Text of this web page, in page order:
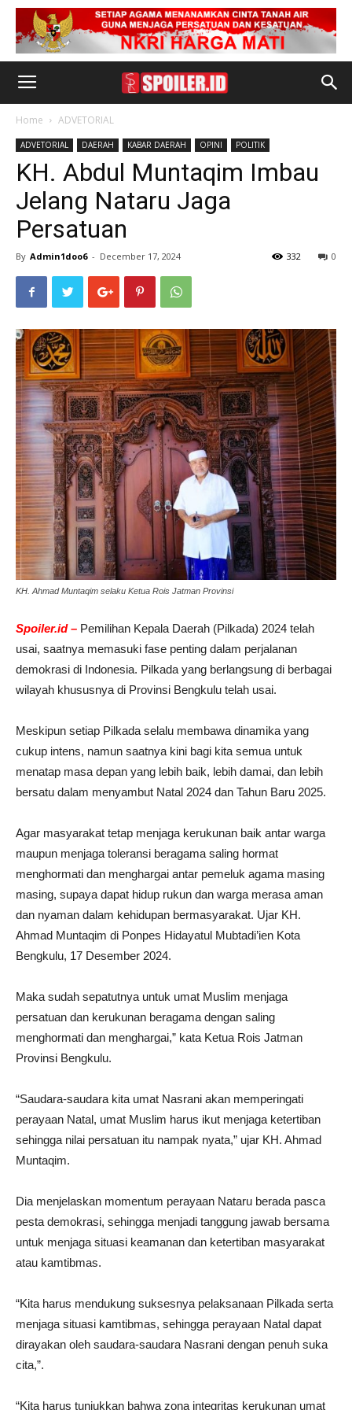
Home ADVETORIAL
ADVETORIAL DAERAH KABAR DAERAH OPINI POLITIK
KH. Abdul Muntaqim Imbau
Jelang Nataru Jaga
Persatuan
By Admin1doo6 - December 17, 2024 0
332
KH. Ahmad Muntaqim selaku Ketua Rois Jatman Provinsi
Spoiler.id – Pemilihan Kepala Daerah (Pilkada) 2024 telah
usai, saatnya memasuki fase penting dalam perjalanan
demokrasi di Indonesia. Pilkada yang berlangsung di berbagai
wilayah khususnya di Provinsi Bengkulu telah usai.
Meskipun setiap Pilkada selalu membawa dinamika yang
cukup intens, namun saatnya kini bagi kita semua untuk
menatap masa depan yang lebih baik, lebih damai, dan lebih
bersatu dalam menyambut Natal 2024 dan Tahun Baru 2025.
Agar masyarakat tetap menjaga kerukunan baik antar warga
maupun menjaga toleransi beragama saling hormat
menghormati dan menghargai antar pemeluk agama masing
masing, supaya dapat hidup rukun dan warga merasa aman
dan nyaman dalam kehidupan bermasyarakat. Ujar KH.
Ahmad Muntaqim di Ponpes Hidayatul Mubtadi’ien Kota
Bengkulu, 17 Desember 2024.
Maka sudah sepatutnya untuk umat Muslim menjaga
persatuan dan kerukunan beragama dengan saling
menghormati dan menghargai,” kata Ketua Rois Jatman
Provinsi Bengkulu.
“Saudara-saudara kita umat Nasrani akan memperingati
perayaan Natal, umat Muslim harus ikut menjaga ketertiban
sehingga nilai persatuan itu nampak nyata,” ujar KH. Ahmad
Muntaqim.
Dia menjelaskan momentum perayaan Nataru berada pasca
pesta demokrasi, sehingga menjadi tanggung jawab bersama
untuk menjaga situasi keamanan dan ketertiban masyarakat
atau kamtibmas.
“Kita harus mendukung suksesnya pelaksanaan Pilkada serta
menjaga situasi kamtibmas, sehingga perayaan Natal dapat
dirayakan oleh saudara-saudara Nasrani dengan penuh suka
cita,”.
“Kita harus tunjukkan bahwa zona integritas kerukunan umat